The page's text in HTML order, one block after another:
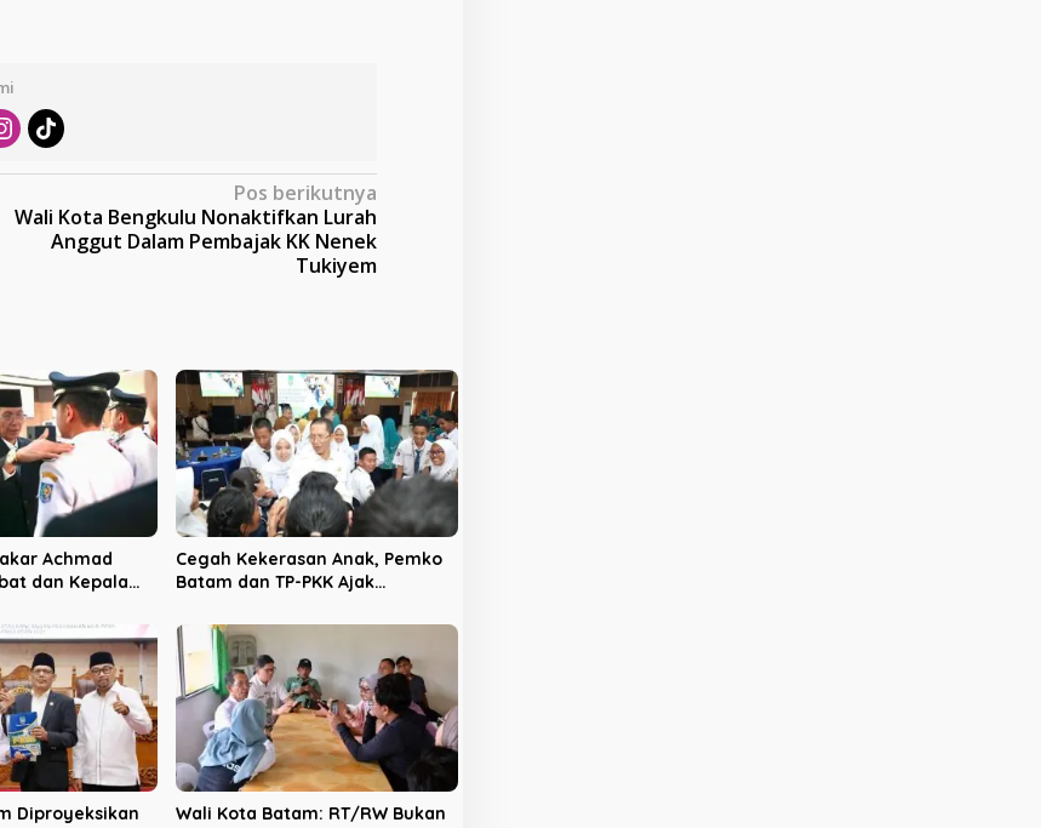
Pos berikutnya
Wali Kota Bengkulu Nonaktifkan Lurah
Anggut Dalam Pembajak KK Nenek
Tukiyem
Achmad
dan Kepala
Cegah Kekerasan Anak, Pemko
Batam dan TP-PKK Ajak
Diproyeksikan
Wali Kota Batam: RT/RW Bukan